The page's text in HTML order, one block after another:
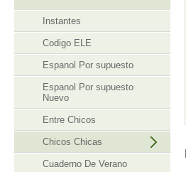
Instantes
Codigo ELE
Espanol Por supuesto
Espanol Por supuesto
Nuevo
Entre Chicos
Chicos Chicas
Cuaderno De Verano